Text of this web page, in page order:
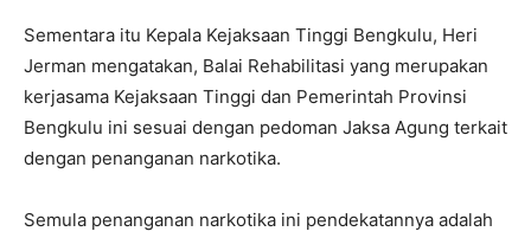
Sementara itu Kepala Kejaksaan Tinggi Bengkulu, Heri
Jerman mengatakan, Balai Rehabilitasi yang merupakan
kerjasama Kejaksaan Tinggi dan Pemerintah Provinsi
Bengkulu ini sesuai dengan pedoman Jaksa Agung terkait
dengan penanganan narkotika.
Semula penanganan narkotika ini pendekatannya adalah